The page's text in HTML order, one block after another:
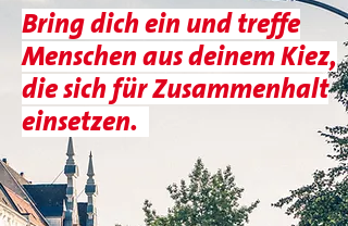
Bring dich ein und treffe
Menschen aus deinem Kiez,
die sich für Zusammenhalt
einsetzen.